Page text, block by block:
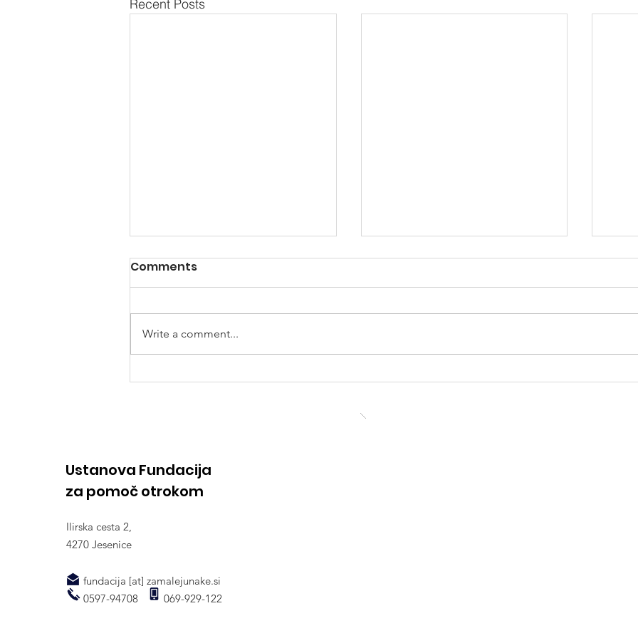
Recent Posts
Namenite 1% vaše
Hvala vsem, ki ste se
Comments
Write a comment...
Ustanova Fundacija
za pomoč otrokom
Ilirska cesta 2,
4270 Jesenice
fundacija [at] zamalejunake.si
0597-94708 069-929-122